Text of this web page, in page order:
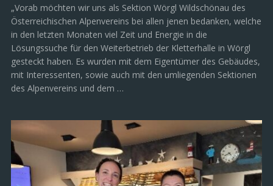
„Vorab möchten wir uns als Sektion Wörgl Wildschönau des
Österreichischen Alpenvereins bei allen jenen bedanken, welche
in den letzten Monaten viel Zeit und Energie in die
Lösungssuche für den Weiterbetrieb der Kletterhalle in Wörgl
gesteckt haben. Es wurden mit dem Eigentümer des Gebäudes,
mit Interessenten, sowie auch mit den umliegenden Sektionen
des Alpenvereins und dem …